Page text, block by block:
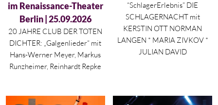
im Renaissance-Theater
Berlin | 25.09.2026
20 JAHRE CLUB DER TOTEN
DICHTER: „Galgenlieder“ mit
Hans-Werner Meyer, Markus
Runzheimer, Reinhardt Repke
“SchlagerErlebnis” DIE
SCHLAGERNACHT mit
KERSTIN OTT NORMAN
LANGEN * MARIA ZIVKOV *
JULIAN DAVID